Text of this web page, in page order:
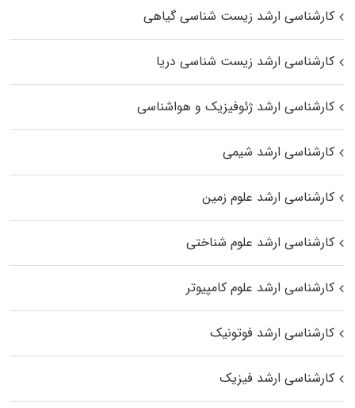
کارشناسی ارشد زیست‌ شناسی گیاهی
کارشناسی ارشد زیست‌ شناسی دریا
کارشناسی ارشد ژئوفیزیک و هواشناسی
کارشناسی ارشد شیمی
کارشناسی ارشد علوم زمین
کارشناسی ارشد علوم شناختی
کارشناسی ارشد علوم کامپیوتر
کارشناسی ارشد فوتونیک
کارشناسی ارشد فیزیک